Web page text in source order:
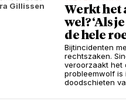
Gillissen
Werkt het
wel? ‘Als
de hele
Bijtincidenten
rechtszaken.
veroorzaakt het
probleemwolf is
doodschieten